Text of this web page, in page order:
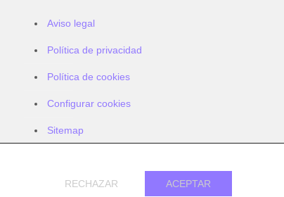
Aviso legal
Política de privacidad
Política de cookies
Configurar cookies
Sitemap
ACEPTAR
RECHAZAR